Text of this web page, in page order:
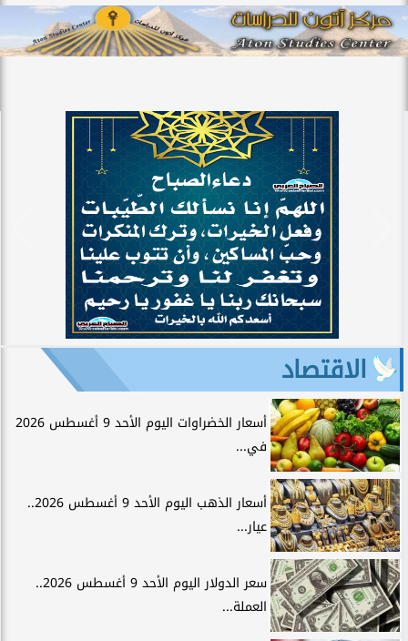
الاقتصاد
أسعار الخضراوات اليوم الأحد 9 أغسطس 2026
في...
أسعار الذهب اليوم الأحد 9 أغسطس 2026..
عيار...
سعر الدولار اليوم الأحد 9 أغسطس 2026..
العملة...